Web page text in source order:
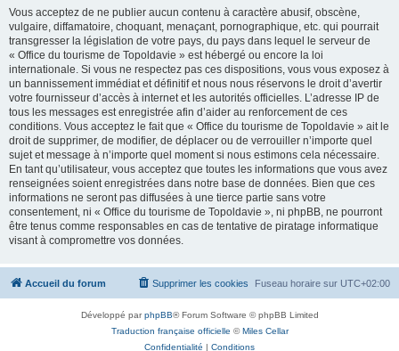
Vous acceptez de ne publier aucun contenu à caractère abusif, obscène,
vulgaire, diffamatoire, choquant, menaçant, pornographique, etc. qui pourrait
transgresser la législation de votre pays, du pays dans lequel le serveur de
« Office du tourisme de Topoldavie » est hébergé ou encore la loi
internationale. Si vous ne respectez pas ces dispositions, vous vous exposez à
un bannissement immédiat et définitif et nous nous réservons le droit d’avertir
votre fournisseur d’accès à internet et les autorités officielles. L’adresse IP de
tous les messages est enregistrée afin d’aider au renforcement de ces
conditions. Vous acceptez le fait que « Office du tourisme de Topoldavie » ait le
droit de supprimer, de modifier, de déplacer ou de verrouiller n’importe quel
sujet et message à n’importe quel moment si nous estimons cela nécessaire.
En tant qu’utilisateur, vous acceptez que toutes les informations que vous avez
renseignées soient enregistrées dans notre base de données. Bien que ces
informations ne seront pas diffusées à une tierce partie sans votre
consentement, ni « Office du tourisme de Topoldavie », ni phpBB, ne pourront
être tenus comme responsables en cas de tentative de piratage informatique
visant à compromettre vos données.
Accueil du forum Fuseau horaire sur UTC+02:00
Supprimer les cookies
Développé parphpBB® Forum Software © phpBB Limited
Traduction française officielle ©Miles Cellar
Confidentialité | Conditions